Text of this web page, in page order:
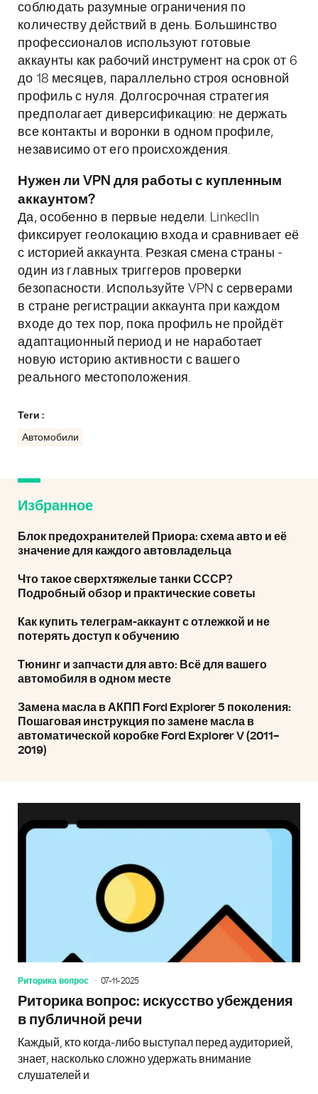
соблюдать разумные ограничения по
количеству действий в день. Большинство
профессионалов используют готовые
аккаунты как рабочий инструмент на срок от 6
до 18 месяцев, параллельно строя основной
профиль с нуля. Долгосрочная стратегия
предполагает диверсификацию: не держать
все контакты и воронки в одном профиле,
независимо от его происхождения.
Нужен ли VPN для работы с купленным
аккаунтом?
Да, особенно в первые недели. LinkedIn
фиксирует геолокацию входа и сравнивает её
с историей аккаунта. Резкая смена страны -
один из главных триггеров проверки
безопасности. Используйте VPN с серверами
в стране регистрации аккаунта при каждом
входе до тех пор, пока профиль не пройдёт
адаптационный период и не наработает
новую историю активности с вашего
реального местоположения.
Теги :
Автомобили
Избранное
Блок предохранителей Приора: схема авто и её
значение для каждого автовладельца
Что такое сверхтяжелые танки СССР?
Подробный обзор и практические советы
Как купить телеграм-аккаунт с отлежкой и не
потерять доступ к обучению
Тюнинг и запчасти для авто: Всё для вашего
автомобиля в одном месте
Замена масла в АКПП Ford Explorer 5 поколения:
Пошаговая инструкция по замене масла в
автоматической коробке Ford Explorer V (2011–
2019)
Риторика вопрос 07-11-2025
Риторика вопрос: искусство убеждения
в публичной речи
Каждый, кто когда-либо выступал перед аудиторией,
знает, насколько сложно удержать внимание
слушателей и